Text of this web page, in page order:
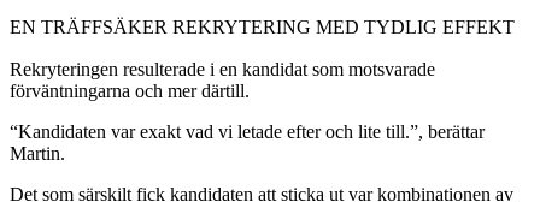
EN TRÄFFSÄKER REKRYTERING MED TYDLIG EFFEKT
Rekryteringen resulterade i en kandidat som motsvarade
förväntningarna och mer därtill.
“Kandidaten var exakt vad vi letade efter och lite till.”, berättar
Martin.
Det som särskilt fick kandidaten att sticka ut var kombinationen av